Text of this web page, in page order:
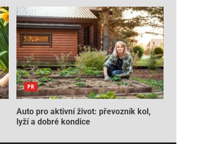
PR
Auto pro aktivní život: převozník kol,
lyží a dobré kondice